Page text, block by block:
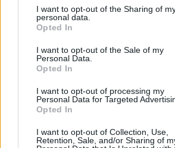
I want to opt-out of the Sharing of
personal data.
Opted In
I want to opt-out of the Sale of my
Personal Data.
Opted In
I want to opt-out of processing my
Personal Data for Targeted
Opted In
I want to opt-out of Collection, Use,
Retention, Sale, and/or Sharing of
c’hai una laurea e un
ancora di vivere”
per la sua cruda verità:
si ritrovano a seguire
senza sentirsi realizzati.
Questa esistenza in sospeso,
sente “già più di là che di